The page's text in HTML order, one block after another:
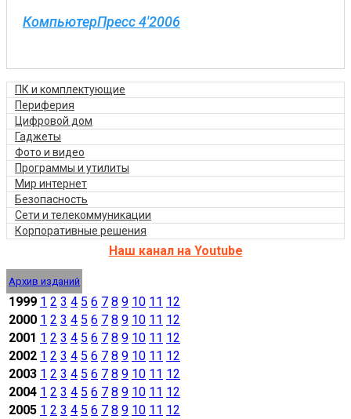
КомпьютерПресс 4'2006
ПК и комплектующие
Периферия
Цифровой дом
Гаджеты
Фото и видео
Программы и утилиты
Мир интернет
Безопасность
Сети и телекоммуникации
Корпоративные решения
Наш канал на Youtube
Архив изданий
1999 1 2 3 4 5 6 7 8 9 10 11 12
2000 1 2 3 4 5 6 7 8 9 10 11 12
2001 1 2 3 4 5 6 7 8 9 10 11 12
2002 1 2 3 4 5 6 7 8 9 10 11 12
2003 1 2 3 4 5 6 7 8 9 10 11 12
2004 1 2 3 4 5 6 7 8 9 10 11 12
2005 1 2 3 4 5 6 7 8 9 10 11 12